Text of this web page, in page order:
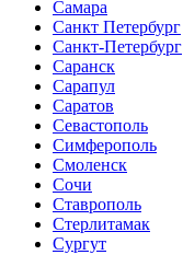
Самара
Санкт Петербург
Санкт-Петербург
Саранск
Сарапул
Саратов
Севастополь
Симферополь
Смоленск
Сочи
Ставрополь
Стерлитамак
Сургут